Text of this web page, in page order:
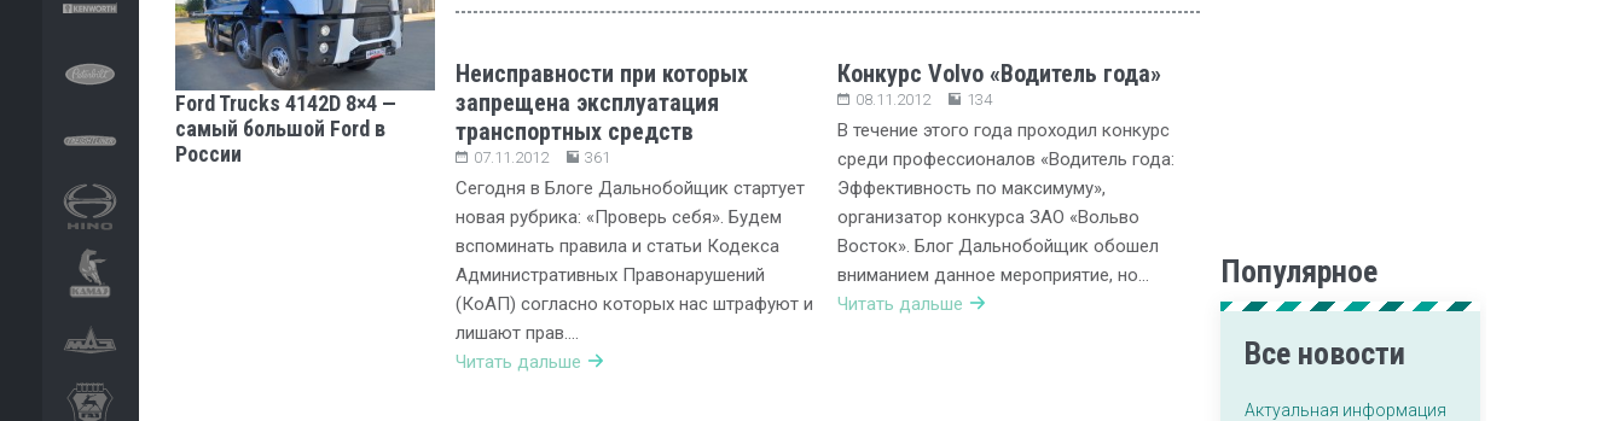
Ford Trucks 4142D 8×4 —
самый большой Ford в
России
Неисправности при которых
запрещена эксплуатация
транспортных средств
07.11.2012 361
Сегодня в Блоге Дальнобойщик стартует
новая рубрика: «Проверь себя». Будем
вспоминать правила и статьи Кодекса
Административных Правонарушений
(КоАП) согласно которых нас штрафуют и
лишают прав….
Читать дальше
Конкурс Volvo «Водитель года»
08.11.2012 134
В течение этого года проходил конкурс
среди профессионалов «Водитель года:
Эффективность по максимуму»,
организатор конкурса ЗАО «Вольво
Восток». Блог Дальнобойщик обошел
вниманием данное мероприятие, но…
Читать дальше
Популярное
Все новости
Актуальная информация